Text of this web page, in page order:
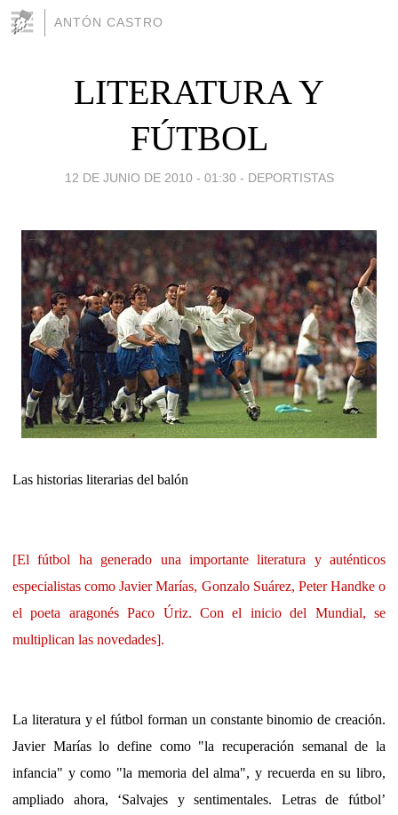
ANTÓN CASTRO
LITERATURA Y
FÚTBOL
12 DE JUNIO DE 2010 - 01:30 - DEPORTISTAS
Las historias literarias del balón
[El fútbol ha generado una importante literatura y auténticos
especialistas como Javier Marías, Gonzalo Suárez, Peter Handke o
el poeta aragonés Paco Úriz. Con el inicio del Mundial, se
multiplican las novedades].
La literatura y el fútbol forman un constante binomio de creación.
Javier Marías lo define como "la recuperación semanal de la
infancia" y como "la memoria del alma", y recuerda en su libro,
ampliado ahora, ‘Salvajes y sentimentales. Letras de fútbol’